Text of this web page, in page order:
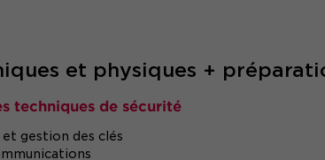
et physiques +
techniques de sécurité
gestion des clés